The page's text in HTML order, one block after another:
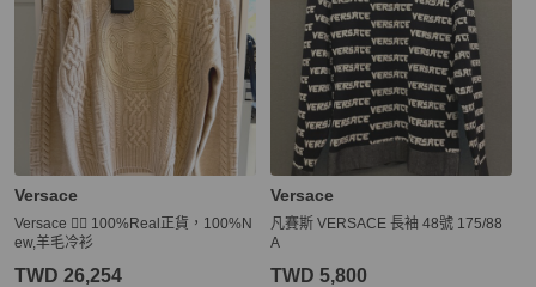
Versace
Versace 👍🏻 100%Real正貨，100%N
ew,羊毛冷衫
TWD 26,254
Versace
凡賽斯 VERSACE 長袖 48號 175/88
A
TWD 5,800